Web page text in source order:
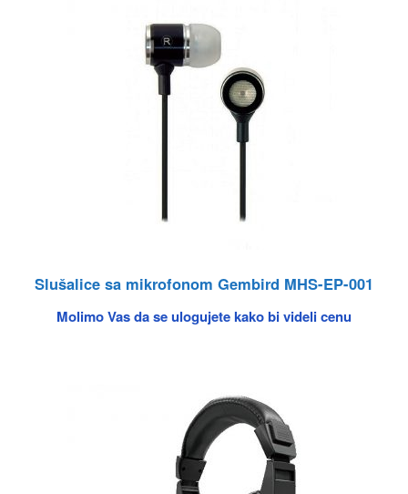
Slušalice sa mikrofonom Gembird MHS-EP-001
Molimo Vas da se ulogujete kako bi videli cenu